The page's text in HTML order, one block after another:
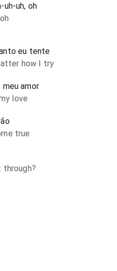
uh-uh, oh
eu tente
how I try
meu amor
love
true
through?